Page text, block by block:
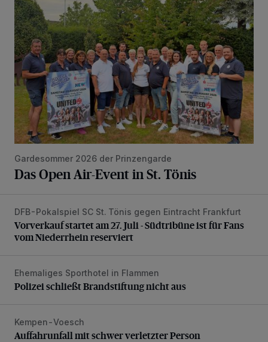
Gardesommer 2026 der Prinzengarde
Das Open Air-Event in St. Tönis
Vorverkauf startet am 27. Juli - Südtribüne ist für Fans
DFB-Pokalspiel SC St. Tönis gegen Eintracht Frankfurt
Vorverkauf startet am 27. Juli - Südtribüne ist für Fans
vom Niederrhein reserviert
Polizei schließt Brandstiftung nicht aus
Ehemaliges Sporthotel in Flammen
Polizei schließt Brandstiftung nicht aus
Auffahrunfall mit schwer verletzter Person
Kempen-Voesch
Auffahrunfall mit schwer verletzter Person